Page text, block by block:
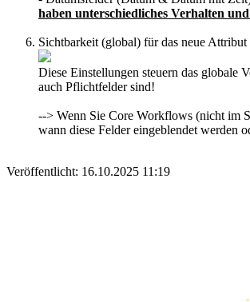
haben unterschiedliches Verhalten
Sichtbarkeit (global) für das neue Attribut
Diese Einstellungen steuern das globale
auch Pflichtfelder sind!
--> Wenn Sie Core Workflows (nicht im
wann diese Felder eingeblendet werden
Veröffentlicht: 16.10.2025 11:19